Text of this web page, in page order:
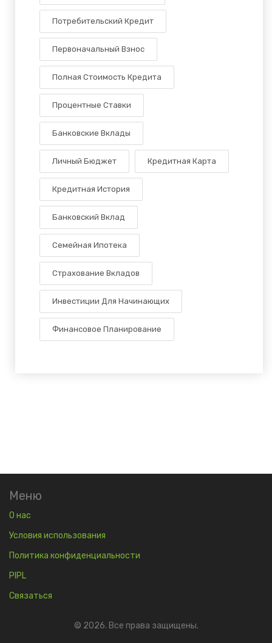
Потребительский Кредит
Первоначальный Взнос
Полная Стоимость Кредита
Процентные Ставки
Банковские Вклады
Личный Бюджет Кредитная Карта
Кредитная История
Банковский Вклад
Семейная Ипотека
Страхование Вкладов
Инвестиции Для Начинающих
Финансовое Планирование
Меню
О нас
Условия использования
Политика конфиденциальности
PIPL
Связаться
© 2026. Все права защищены.